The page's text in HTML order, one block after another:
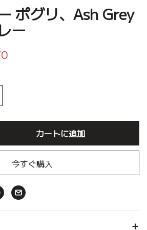
ポグリ、Ash Grey
ー
カートに追加
今すぐ購入